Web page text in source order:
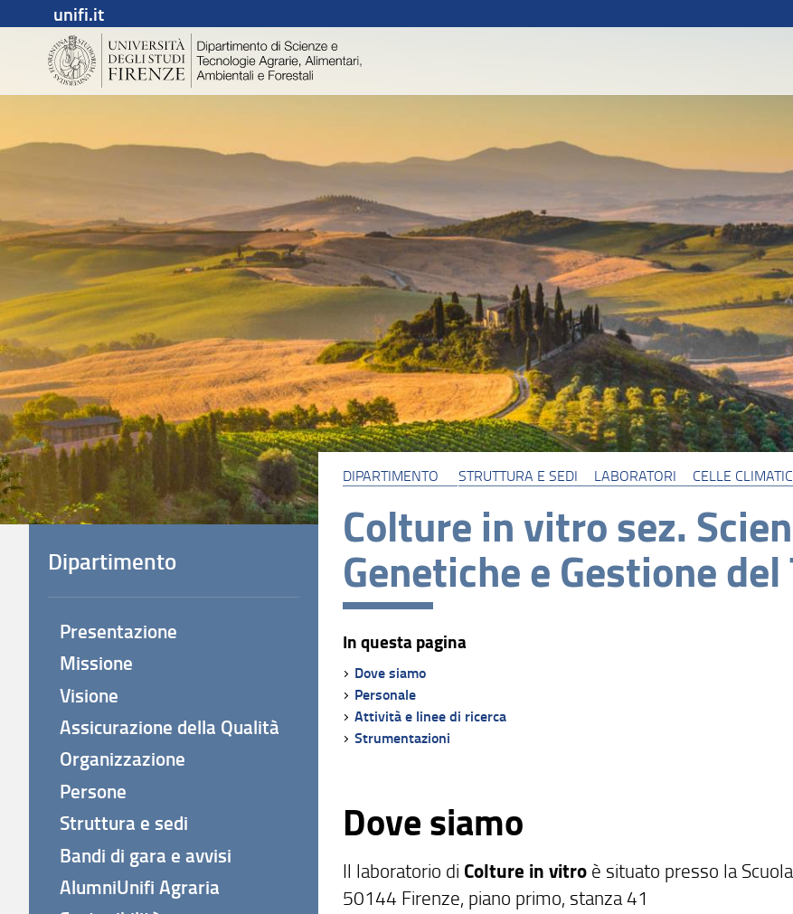
unifi.it
DIPARTIMENTO STRUTTURA E SEDI LABORATORI CELLE
Colture in vitro sez.
Genetiche e Gestione
In questa pagina
Dove siamo
Personale
Attività e linee di ricerca
Strumentazioni
Dove siamo
Il laboratorio di Colture in vitro è situato presso la
50144 Firenze, piano primo, stanza 41
Dipartimento
Presentazione
Missione
Visione
Assicurazione della Qualità
Organizzazione
Persone
Struttura e sedi
Bandi di gara e avvisi
AlumniUnifi Agraria